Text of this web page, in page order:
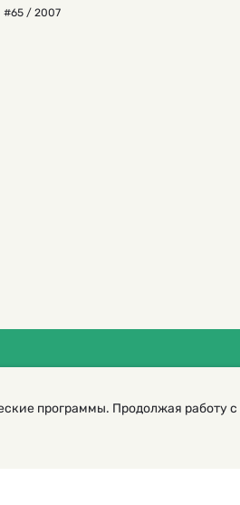
#65 / 2007
редакторов сайта
программы. Продолжая работу с